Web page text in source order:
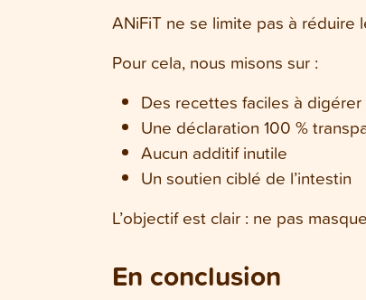
ANiFiT ne se limite pas à réduire
Pour cela, nous misons sur :
Des recettes faciles à digérer
Une déclaration 100 %
Aucun additif inutile
Un soutien ciblé de l’intestin
L’objectif est clair : ne pas
En conclusion